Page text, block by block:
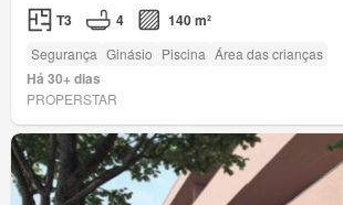
T3 4 140 m²
Segurança Ginásio Piscina Área das crianças
Há 30+ dias
PROPERSTAR